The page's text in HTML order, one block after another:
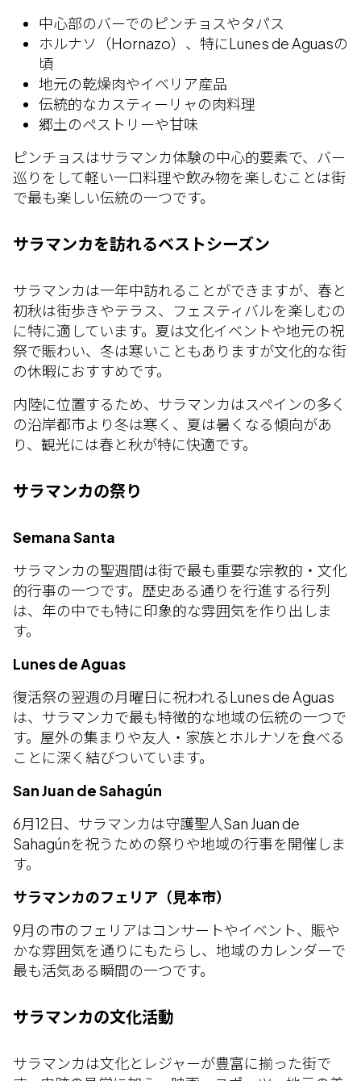
中心部のバーでのピンチョスやタパス
ホルナソ（Hornazo）、特にLunes de Aguasの
頃
地元の乾燥肉やイベリア産品
伝統的なカスティーリャの肉料理
郷土のペストリーや甘味
ピンチョスはサラマンカ体験の中心的要素で、バー
巡りをして軽い一口料理や飲み物を楽しむことは街
で最も楽しい伝統の一つです。
サラマンカを訪れるベストシーズン
サラマンカは一年中訪れることができますが、春と
初秋は街歩きやテラス、フェスティバルを楽しむの
に特に適しています。夏は文化イベントや地元の祝
祭で賑わい、冬は寒いこともありますが文化的な街
の休暇におすすめです。
内陸に位置するため、サラマンカはスペインの多く
の沿岸都市より冬は寒く、夏は暑くなる傾向があ
り、観光には春と秋が特に快適です。
サラマンカの祭り
Semana Santa
サラマンカの聖週間は街で最も重要な宗教的・文化
的行事の一つです。歴史ある通りを行進する行列
は、年の中でも特に印象的な雰囲気を作り出しま
す。
Lunes de Aguas
復活祭の翌週の月曜日に祝われるLunes de Aguas
は、サラマンカで最も特徴的な地域の伝統の一つで
す。屋外の集まりや友人・家族とホルナソを食べる
ことに深く結びついています。
San Juan de Sahagún
6月12日、サラマンカは守護聖人San Juan de
Sahagúnを祝うための祭りや地域の行事を開催しま
す。
サラマンカのフェリア（見本市）
9月の市のフェリアはコンサートやイベント、賑や
かな雰囲気を通りにもたらし、地域のカレンダーで
最も活気ある瞬間の一つです。
サラマンカの文化活動
サラマンカは文化とレジャーが豊富に揃った街で